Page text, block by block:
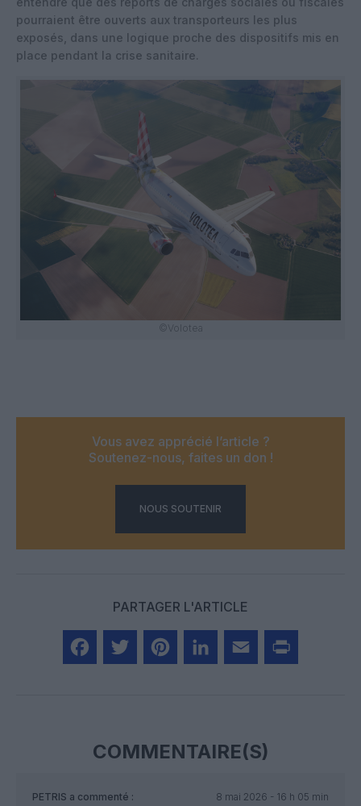
pourraient être ouverts aux transporteurs les plus
exposés, dans une logique proche des dispositifs mis en
place pendant la crise sanitaire.
©Volotea
Vous avez apprécié l’article ?
Soutenez-nous, faites un don !
NOUS SOUTENIR
PARTAGER L'ARTICLE
COMMENTAIRE(S)
PETRIS a commenté :
8 mai 2026 - 16 h 05 min